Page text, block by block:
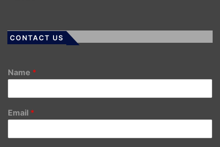
CONTACT US
Name *
Email *